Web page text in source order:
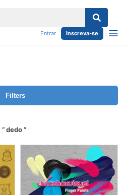
Entrar Inscreva-se
Filters
dedo